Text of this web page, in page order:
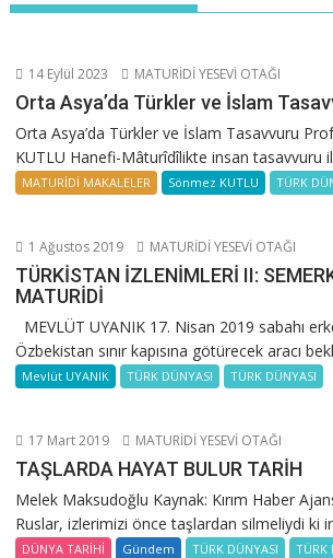
14 Eylül 2023 MATURİDİ YESEVİ OTAĞI
Orta Asya’da Türkler ve İslam
Orta Asya’da Türkler ve İslam Tasavvuru
KUTLU Hanefi-Mâturîdîlikte insan tasavvuru
MATURİDİ MAKALELER Sönmez KUTLU TÜRK
1 Ağustos 2019 MATURİDİ YESEVİ OTAĞI
TÜRKİSTAN İZLENİMLERİ II:
MATURİDİ
MEVLÜT UYANIK 17. Nisan 2019 sabahı
Özbekistan sınır kapısına götürecek aracı
Mevlüt UYANIK TÜRK DÜNYASI TÜRK DÜNYASI
17 Mart 2019 MATURİDİ YESEVİ OTAĞI
TAŞLARDA HAYAT BULUR TARİH
Melek Maksudoğlu Kaynak: Kırım Haber
Ruslar, izlerimizi önce taşlardan silmeliydi ki
DÜNYA TARİHİ Gündem TÜRK DÜNYASI TÜRK